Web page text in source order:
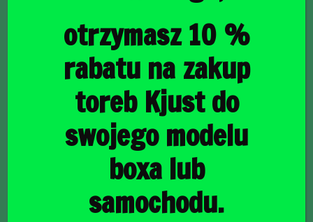
MERCEDES-BENZ E
COUPE 2017+ TORBY
DO BAGAŻNIKA 5 SZT
1421,00zł
otrzymasz 10 %
rabatu na zakup
toreb Kjust do
swojego modelu
boxa lub
samochodu.